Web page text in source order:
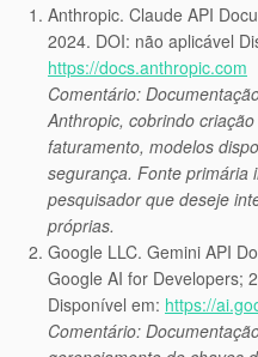
Anthropic. Claude API
2024. DOI: não aplicável
https://docs.anthropic.com
Comentário:
Anthropic, cobrindo
faturamento, modelos
segurança. Fonte primária
pesquisador que deseje
próprias.
Google LLC. Gemini API
Google AI for Developers;
Disponível em: https://
Comentário: